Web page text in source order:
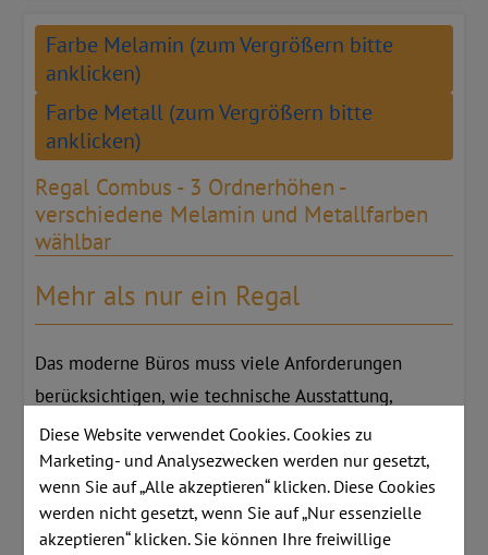
Farbe Melamin (zum Vergrößern bitte
anklicken)
Farbe Metall (zum Vergrößern bitte
anklicken)
Regal Combus - 3 Ordnerhöhen -
verschiedene Melamin und Metallfarben
wählbar
Mehr als nur ein Regal
Das moderne Büros muss viele Anforderungen
berücksichtigen, wie technische Ausstattung,
Nachhaltigkeit, Design und Bedürfnisse der
Mitarbeiter. Um diese nicht geringe
Herausforderung zu bewältigen, wählen Architekten
und Designer moderne Möbel, die diesen
Diese Website verwendet Cookies. Cookies zu
Marketing- und Analysezwecken werden nur gesetzt,
wenn Sie auf „Alle akzeptieren“ klicken. Diese Cookies
werden nicht gesetzt, wenn Sie auf „Nur essenzielle
akzeptieren“ klicken. Sie können Ihre freiwillige